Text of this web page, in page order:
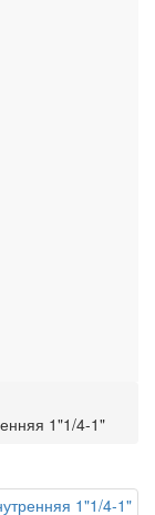
1"1/4-1"